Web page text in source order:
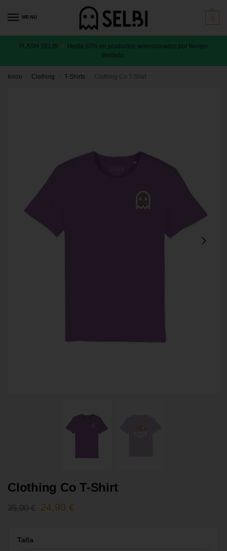
MENU 0
FLASH SELBI
Hasta 50% en productos seleccionados por tiempo
limitado.
Inicio Clothing T-Shirts Clothing Co T-Shirt
Clothing Co T-Shirt
35,00€ 24,90 €
Talla